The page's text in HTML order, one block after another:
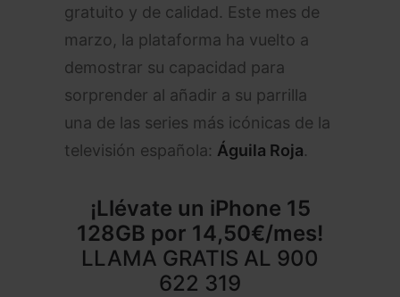
gratuito y de calidad. Este mes de
marzo, la plataforma ha vuelto a
demostrar su capacidad para
sorprender al añadir a su parrilla
una de las series más icónicas de la
televisión española: Águila Roja.
¡Llévate un iPhone 15
128GB por 14,50€/mes!
LLAMA GRATIS AL 900
622 319